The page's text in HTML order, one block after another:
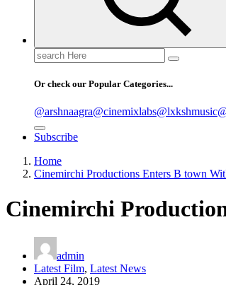
Search
for:
Or check our Popular Categories...
@arshnaagra@cinemixlabs@lxkshmusic
Subscribe
Home
Cinemirchi Productions Enters B town
Cinemirchi
admin
Latest Film, Latest News
April 24, 2019